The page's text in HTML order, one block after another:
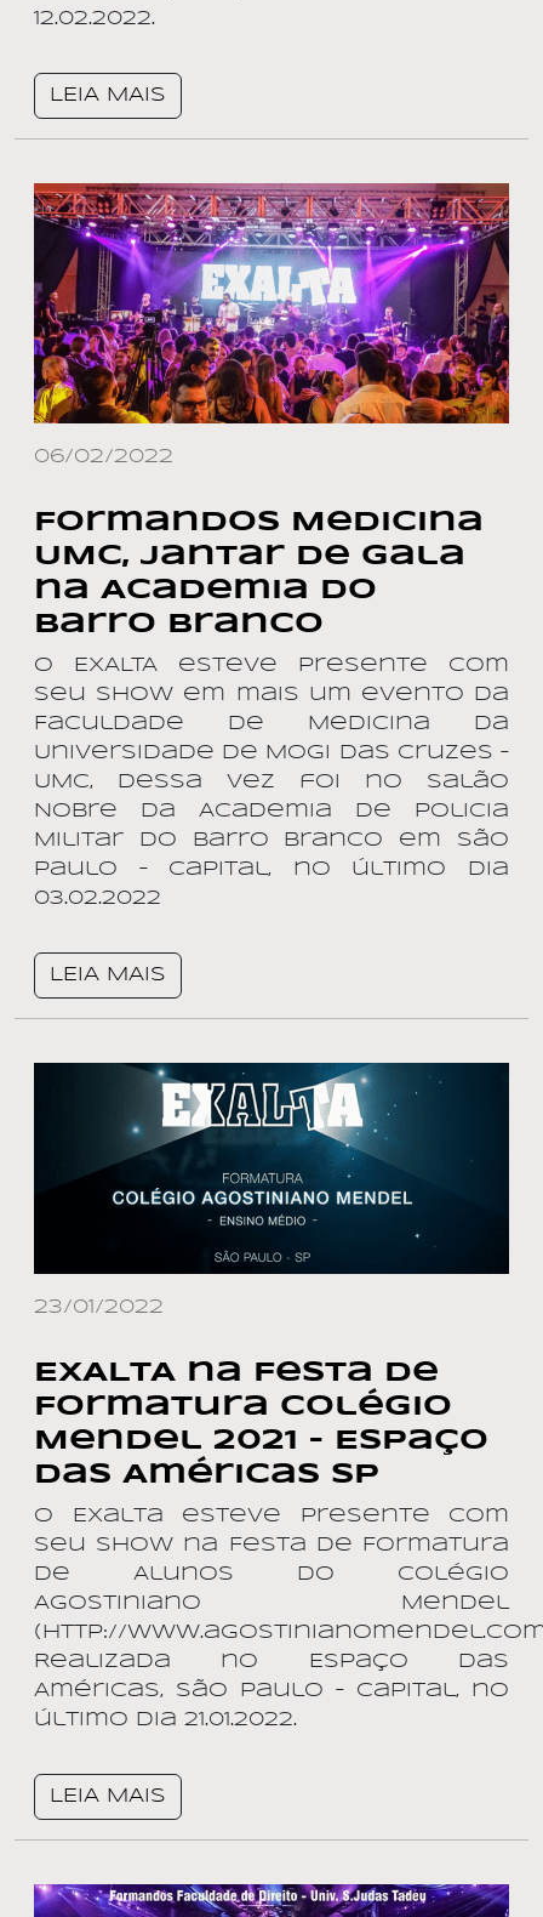
12.02.2022.
LEIA MAIS
06/02/2022
Formandos Medicina
UMC, Jantar de Gala
na Academia do
Barro Branco
O EXALTA esteve presente com
seu show em mais um evento da
Faculdade de Medicina da
Universidade de Mogi das Cruzes –
UMC, dessa vez foi no Salão
Nobre da Academia de Policia
Militar do Barro Branco em São
Paulo – Capital, no último dia
03.02.2022
LEIA MAIS
23/01/2022
EXALTA na Festa de
Formatura Colégio
Mendel 2021 – Espaço
das Américas SP
O Exalta esteve presente com
seu show na Festa de Formatura
de Alunos do Colégio
Agostiniano Mendel
(http://
Realizada no Espaço das
Américas, São Paulo – Capital, no
último dia 21.01.2022.
LEIA MAIS